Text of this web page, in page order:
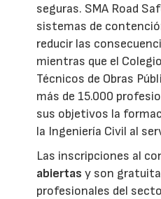
seguras. SMA Road
sistemas de
reducir las
mientras que el
Técnicos de Obras
más de 15.000
sus objetivos la
la Ingeniería Civil al
Las inscripciones al
abiertas y son
profesionales del